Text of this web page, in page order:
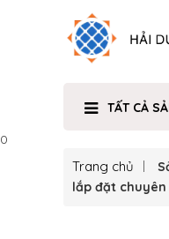
TẤT CẢ
0
Trang chủ
lắp đặt